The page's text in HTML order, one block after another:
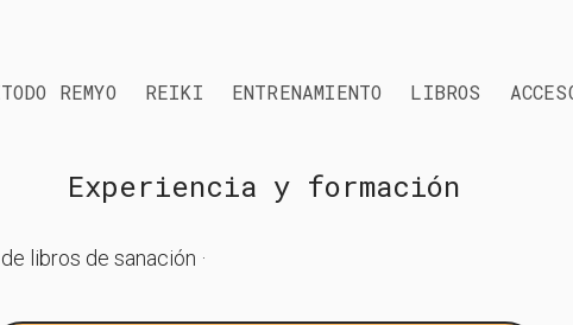
REMYO REIKI ENTRENAMIENTO LIBROS
Experiencia y formación
libros de sanación ·